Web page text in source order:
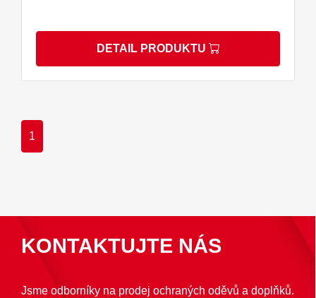
DETAIL PRODUKTU
1
KONTAKTUJTE NÁS
Jsme odborníky na prodej ochraných oděvů a doplňků.